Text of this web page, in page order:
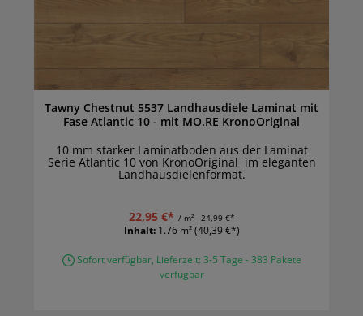
Tawny Chestnut 5537 Landhausdiele Laminat mit
Fase Atlantic 10 - mit MO.RE KronoOriginal
10 mm starker Laminatboden aus der Laminat
Serie Atlantic 10 von KronoOriginal im eleganten
Landhausdielenformat.
22,95 €* / m² 24,99 €*
Inhalt: 1.76 m²(40,39 €*)
Sofort verfügbar, Lieferzeit: 3-5 Tage - 383 Pakete
verfügbar